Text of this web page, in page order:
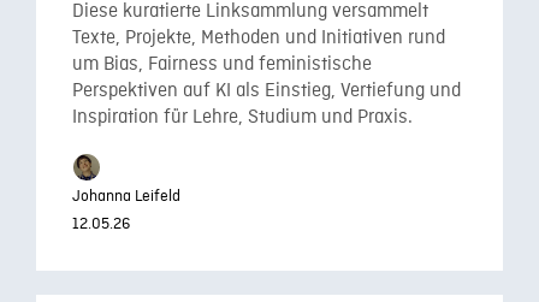
Diese kuratierte Linksammlung versammelt
Texte, Projekte, Methoden und Initiativen rund
um Bias, Fairness und feministische
Perspektiven auf KI als Einstieg, Vertiefung und
Inspiration für Lehre, Studium und Praxis.
Johanna Leifeld
12.05.26